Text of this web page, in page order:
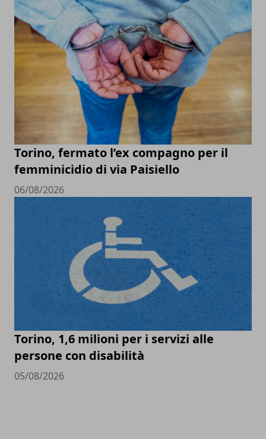
Torino, fermato l’ex compagno per il
femminicidio di via Paisiello
06/08/2026
Torino, 1,6 milioni per i servizi alle
persone con disabilità
05/08/2026